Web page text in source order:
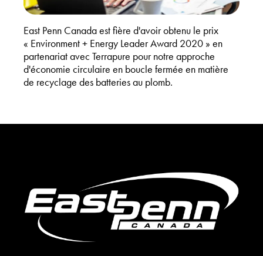
East Penn Canada est fière d'avoir obtenu le prix
« Environment + Energy Leader Award 2020 » en
partenariat avec Terrapure pour notre approche
d'économie circulaire en boucle fermée en matière
de recyclage des batteries au plomb.